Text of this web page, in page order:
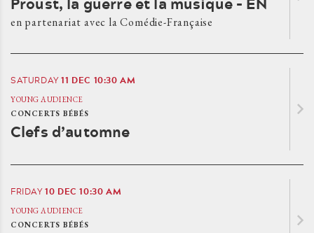
en partenariat avec la Comédie-Française
SATURDAY11 DEC 10:30 AM
YOUNG AUDIENCE
CONCERTS BÉBÉS
Clefs d’automne
FRIDAY10 DEC10:30 AM
YOUNG AUDIENCE
CONCERTS BÉBÉS